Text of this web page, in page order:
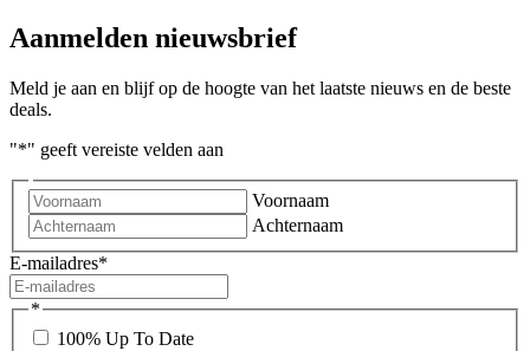
Aanmelden nieuwsbrief
Meld je aan en blijf op de hoogte van het laatste nieuws en de beste
deals.
"*" geeft vereiste velden aan
Voornaam
Achternaam
E-mailadres*
*
100% Up To Date